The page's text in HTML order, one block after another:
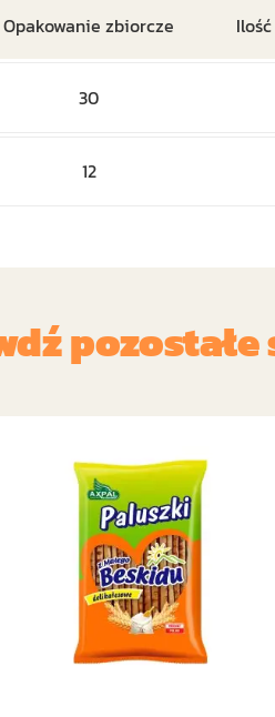
Opakowanie zbiorcze
30
12